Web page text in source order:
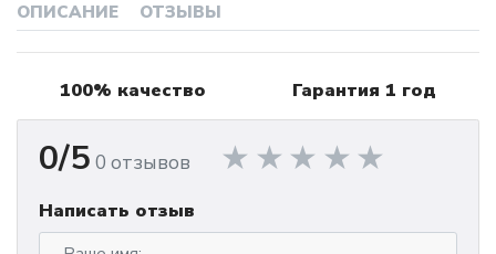
ОПИСАНИЕ ОТЗЫВЫ
100% качество Гарантия 1 год
0/5 0 отзывов
Написать отзыв